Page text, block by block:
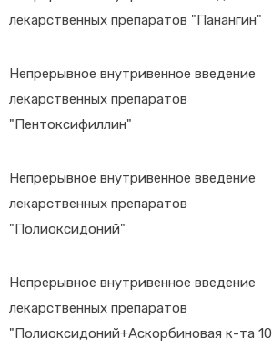
лекарственных препаратов "Панангин"
Непрерывное внутривенное введение
лекарственных препаратов
"Пентоксифиллин"
Непрерывное внутривенное введение
лекарственных препаратов
"Полиоксидоний"
Непрерывное внутривенное введение
лекарственных препаратов
"Полиоксидоний+Аскорбиновая к-та 10